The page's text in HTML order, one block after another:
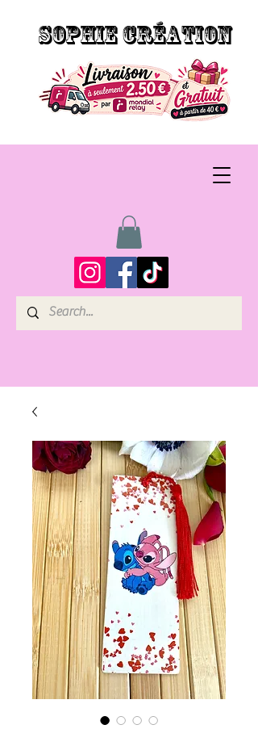
SOPHIE CRÉATION